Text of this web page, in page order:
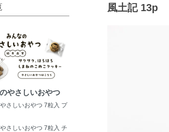
やさしいおやつ
さしいおやつ 7粒入 プ
さしいおやつ 7粒入 チ
風土記 13p